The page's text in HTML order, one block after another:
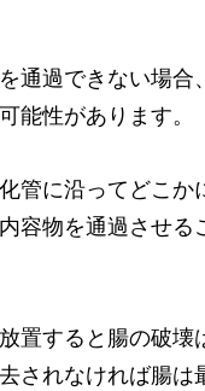
通過できない場合
能性があります。
管に沿ってどこか
容物を通過させる
置すると腸の破壊
されなければ腸は